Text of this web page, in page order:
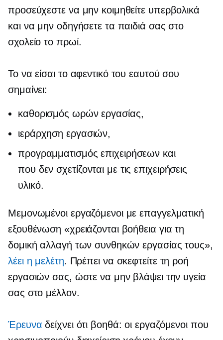
προσεύχεστε να μην κοιμηθείτε υπερβολικά
και να μην οδηγήσετε τα παιδιά σας στο
σχολείο το πρωί.
Το να είσαι το αφεντικό του εαυτού σου
σημαίνει:
καθορισμός ωρών εργασίας,
ιεράρχηση εργασιών,
προγραμματισμός επιχειρήσεων και
που δεν σχετίζονται με τις επιχειρήσεις
υλικό.
Μεμονωμένοι εργαζόμενοι με επαγγελματική
εξουθένωση «χρειάζονται βοήθεια για τη
δομική αλλαγή των συνθηκών εργασίας τους»,
λέει η μελέτη. Πρέπει να σκεφτείτε τη ροή
εργασιών σας, ώστε να μην βλάψει την υγεία
σας στο μέλλον.
Έρευνα δείχνει ότι βοηθά: οι εργαζόμενοι που